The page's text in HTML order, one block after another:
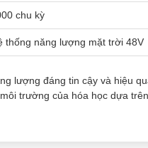
chu kỳ
thống năng lượng mặt trời 48V
lượng đáng tin cậy và hiệu
trường của hóa học dựa